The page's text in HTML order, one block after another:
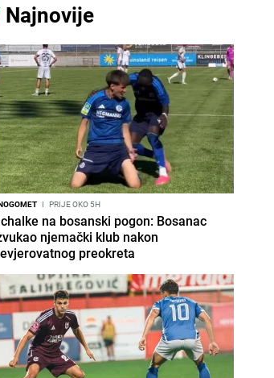
Najnovije
I PRIJE OKO 5H
na bosanski pogon: Bosanac
njemački klub nakon
preokreta